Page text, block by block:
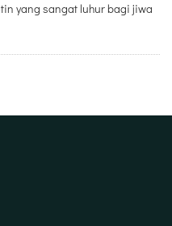
yang sangat luhur bagi jiwa